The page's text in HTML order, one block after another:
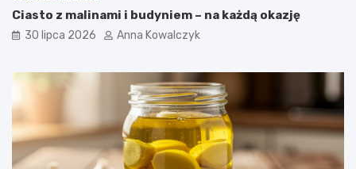
Ciasto z malinami i budyniem – na każdą okazję
30 lipca 2026 Anna Kowalczyk